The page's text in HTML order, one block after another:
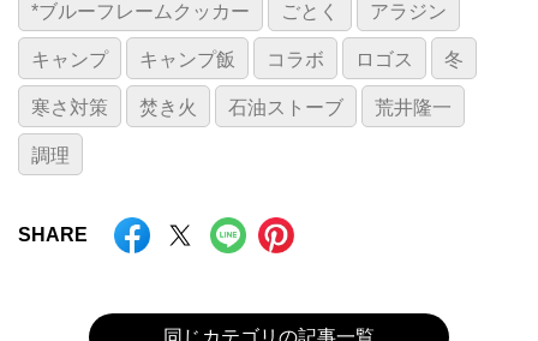
*ブルーフレームクッカー ごとく アラジン
キャンプ キャンプ飯 コラボ ロゴス 冬
寒さ対策 焚き火 石油ストーブ 荒井隆一
調理
SHARE